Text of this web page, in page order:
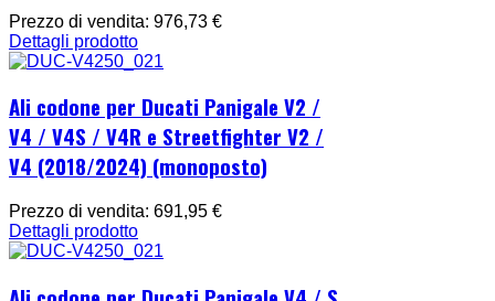
Prezzo di vendita: 976,73 €
Dettagli prodotto
Ali codone per Ducati Panigale V2 /
V4 / V4S / V4R e Streetfighter V2 /
V4 (2018/2024) (monoposto)
Prezzo di vendita: 691,95 €
Dettagli prodotto